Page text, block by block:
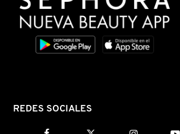
REDES SOCIALES